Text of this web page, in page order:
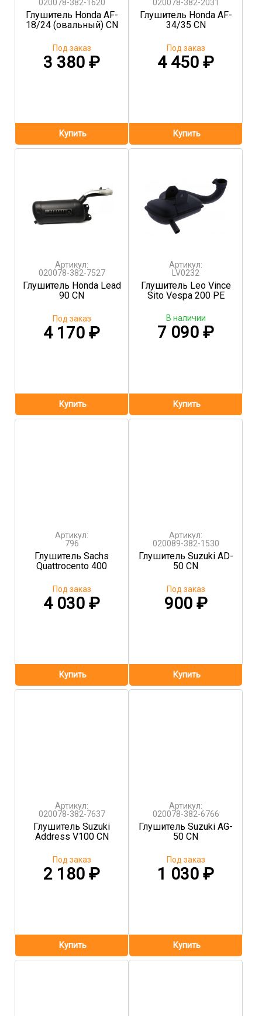
020078-382-1620
Глушитель Honda AF-
18/24 (овальный) CN
3 380 ₽
Под заказ
020078-382-2031
Глушитель Honda AF-
34/35 CN
4 450₽
Под заказ
Артикул:
020078-382-7527
Глушитель Honda Lead
90 CN
4 170 ₽
Под заказ
Артикул:
LV0232
Глушитель Leo Vince
Sito Vespa 200 PE
7 090₽
В наличии
Артикул:
796
Глушитель Sachs
Quattrocento 400
4 030 ₽
Под заказ
Артикул:
020089-382-1530
Глушитель Suzuki AD-
50 CN
900 ₽
Под заказ
Артикул:
020078-382-7637
Глушитель Suzuki
Address V100 CN
2 180 ₽
Под заказ
Артикул:
020078-382-6766
Глушитель Suzuki AG-
50 CN
1 030₽
Под заказ